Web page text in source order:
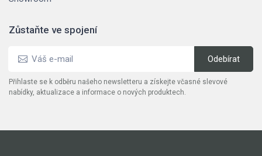
Zůstaňte ve spojení
Přihlaste se k odběru našeho newsletteru a získejte včasné slevové
nabídky, aktualizace a informace o nových produktech.